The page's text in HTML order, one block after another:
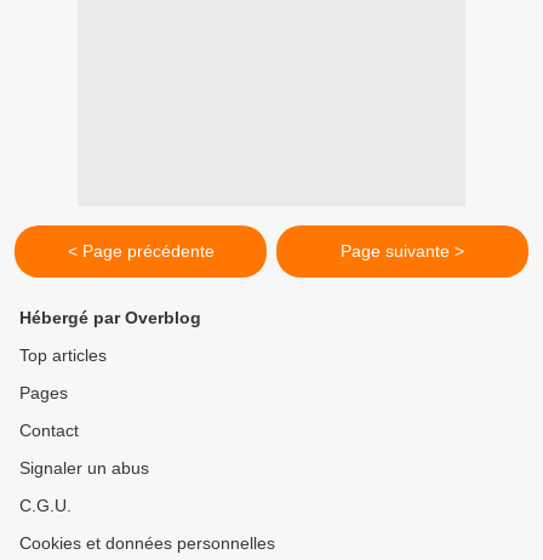
< Page précédente Page suivante >
Hébergé par Overblog
Top articles
Pages
Contact
Signaler un abus
C.G.U.
Cookies et données personnelles